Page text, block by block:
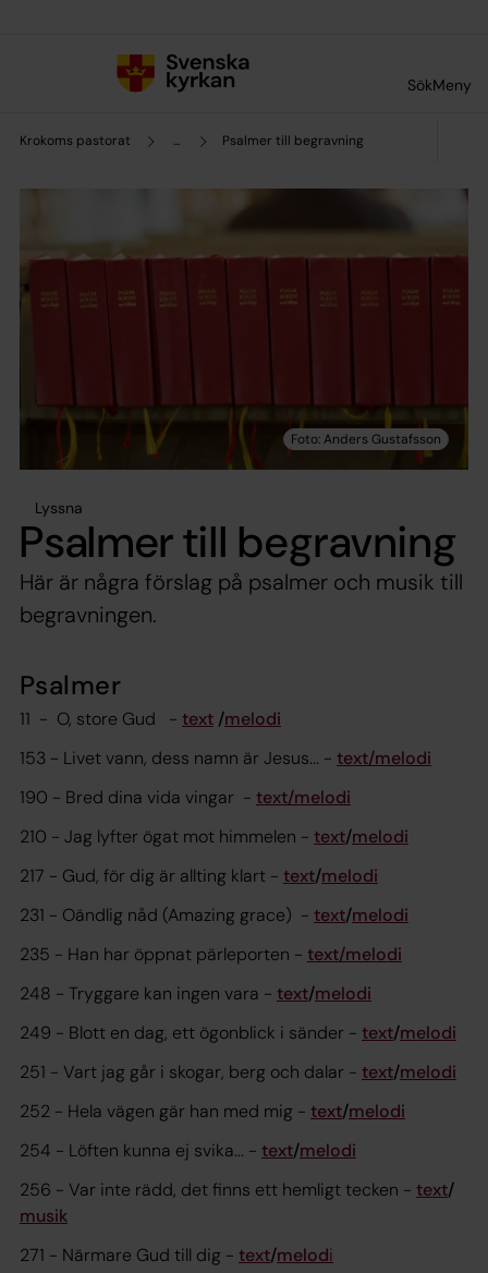
SökMeny
Krokoms pastorat ... Psalmer till begravning​
Lyssna
Psalmer till begravning​
Här är några förslag på psalmer och musik till
begravningen.
Psalmer
11 - O, store Gud - text /melodi
153 - Livet vann, dess namn är Jesus... - text/melodi
190 - Bred dina vida vingar - text/melodi
210 - Jag lyfter ögat mot himmelen - text/melodi
217 - Gud, för dig är allting klart - text/melodi
231 - Oändlig nåd (Amazing grace) - text/melodi
235 - Han har öppnat pärleporten - text/melodi
248 - Tryggare kan ingen vara - text/melodi
249 - Blott en dag, ett ögonblick i sänder - text/melodi
251 - Vart jag går i skogar, berg och dalar - text/melodi
252 - Hela vägen gär han med mig - text/melodi
254 - Löften kunna ej svika... - text/melodi
256 - Var inte rädd, det finns ett hemligt tecken - text/
musik
271 - Närmare Gud till dig - text/melodi